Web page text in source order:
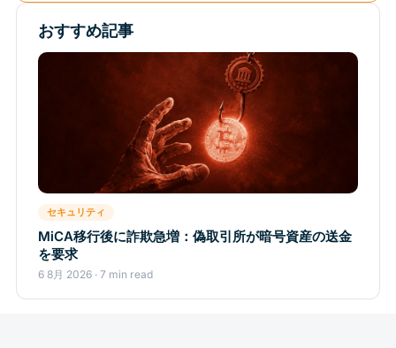
おすすめ記事
セキュリティ
MiCA移行後に詐欺急増：偽取引所が暗号資産の送金
を要求
6 8月 2026 · 7 min read